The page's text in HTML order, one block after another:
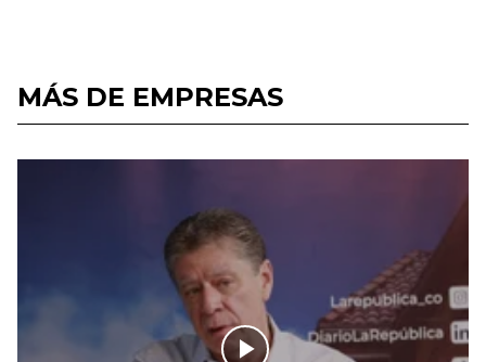
MÁS DE EMPRESAS